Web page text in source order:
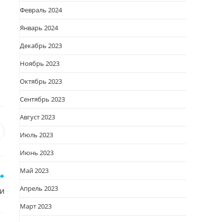
новом
Февраль 2024
Январь 2024
Декабрь 2023
Ноябрь 2023
Октябрь 2023
Сентябрь 2023
Август 2023
Июль 2023
Июнь 2023
Май 2023
Апрель 2023
Март 2023